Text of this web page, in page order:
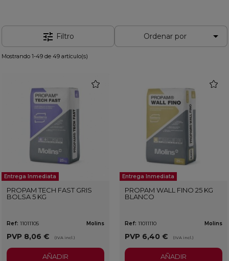
tune Filtro Ordenar por 
Mostrando 1-49 de 49 artículo(s)
Entrega Inmediata
PROPAM TECH FAST GRIS
BOLSA 5 KG
Ref: 11011105 Molins
PVP 8,06 € (IVA incl.)
AÑADIR
Entrega Inmediata
PROPAM WALL FINO 25 KG
BLANCO
Ref: 11011110 Molins
PVP 6,40 € (IVA incl.)
AÑADIR